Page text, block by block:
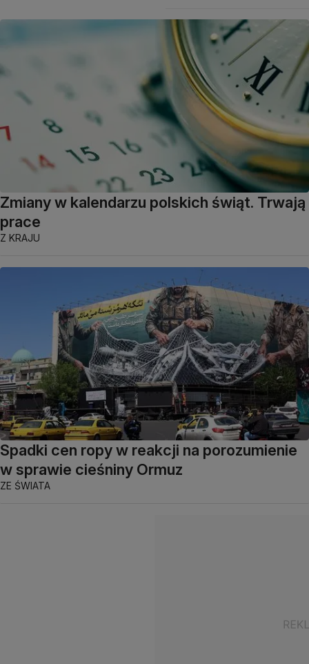
Zmiany w kalendarzu polskich świąt. Trwają
prace
Z KRAJU
Spadki cen ropy w reakcji na porozumienie
w sprawie cieśniny Ormuz
ZE ŚWIATA